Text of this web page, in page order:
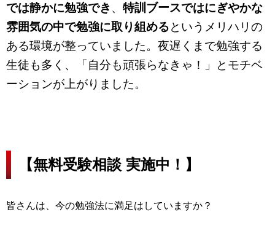
では静かに勉強でき 、 特訓ブースではにぎやかな
雰囲気の中で勉強に取り組めるというメリハリの
ある環境が整っていました。夜遅くまで勉強する
生徒も多く、「自分も頑張らなきゃ！」とモチベ
ーションが上がりました。
【無料受験相談 実施中！】
皆さんは、今の勉強法に満足はしていますか？